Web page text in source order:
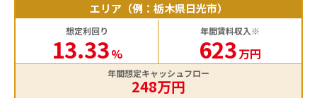
エリア（例：栃木県日光市）
想定利回り
13.33%
年間賃料収入※
623万円
年間想定キャッシュフロー
248万円